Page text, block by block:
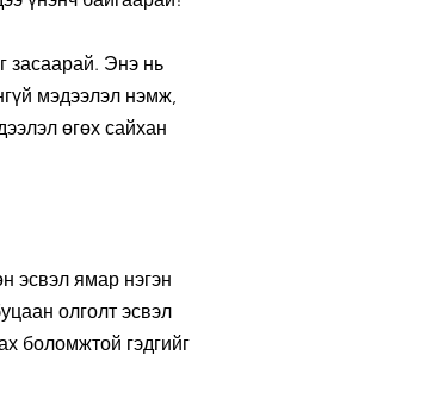
засаарай. Энэ нь
мэдээлэл нэмж,
өгөх сайхан
эсвэл ямар нэгэн
олголт эсвэл
боломжтой гэдгийг